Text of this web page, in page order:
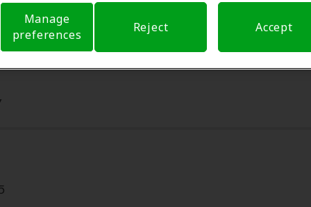
Manage
preferences
Reject Accept